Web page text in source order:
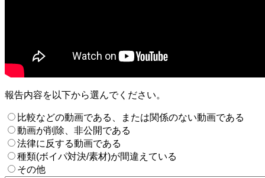
報告内容を以下から選んでください。
比較などの動画である、または関係のない動画である
動画が削除、非公開である
法律に反する動画である
種類(ボイパ対決/素材)が間違えている
その他